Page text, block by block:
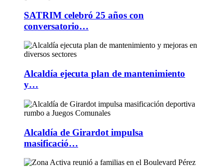
SATRIM celebró 25 años con
conversatorio…
Alcaldía ejecuta plan de mantenimiento
y…
Alcaldía de Girardot impulsa
masificació…